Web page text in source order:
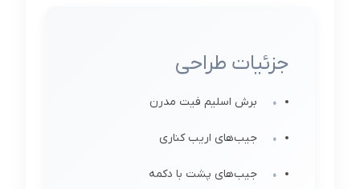
جزئیات طراحی
برش اسلیم فیت مدرن
جیب‌های اریب کناری
جیب‌های پشت با دکمه